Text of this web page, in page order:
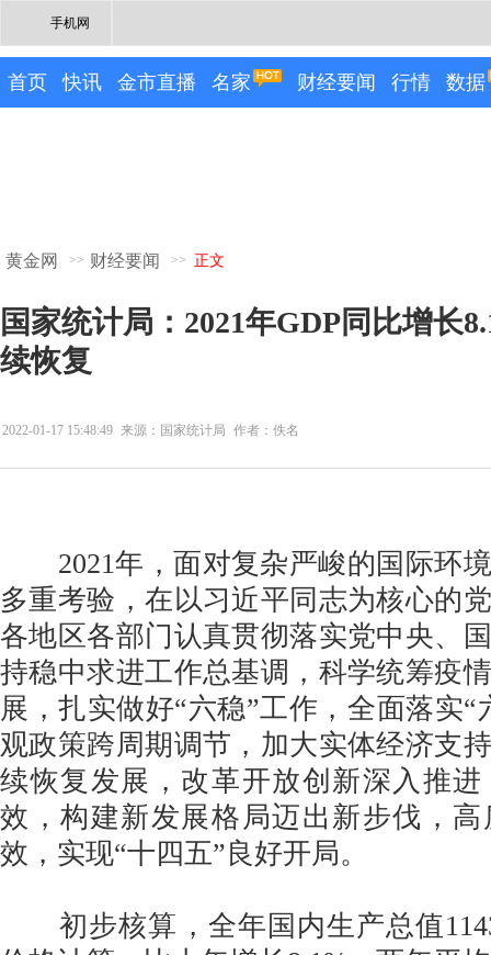
手机网
首页 快讯 金市直播 名家 财经要闻 行情 数据
黄金网 >> 财经要闻 >> 正文
国家统计局：2021年GDP同比增长
续恢复
2022-01-17 15:48:49 来源：国家统计局 作者：佚名
2021年，面对复杂严峻的国际环
多重考验，在以习近平同志为核心的
各地区各部门认真贯彻落实党中央、
持稳中求进工作总基调，科学统筹疫
展，扎实做好“六稳”工作，全面落实“
观政策跨周期调节，加大实体经济支
续恢复发展，改革开放创新深入推
效，构建新发展格局迈出新步伐，
效，实现“十四五”良好开局。
初步核算，全年国内生产总值